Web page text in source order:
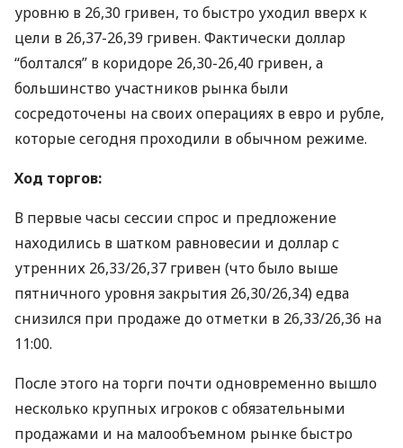
уровню в 26,30 гривен, то быстро уходил вверх к
цели в 26,37-26,39 гривен. Фактически доллар
“болтался” в коридоре 26,30-26,40 гривен, а
большинство участников рынка были
сосредоточены на своих операциях в евро и рубле,
которые сегодня проходили в обычном режиме.
Ход торгов:
В первые часы сессии спрос и предложение
находились в шатком равновесии и доллар с
утренних 26,33/26,37 гривен (что было выше
пятничного уровня закрытия 26,30/26,34) едва
снизился при продаже до отметки в 26,33/26,36 на
11:00.
После этого на торги почти одновременно вышло
несколько крупных игроков с обязательными
продажами и на малообъемном рынке быстро